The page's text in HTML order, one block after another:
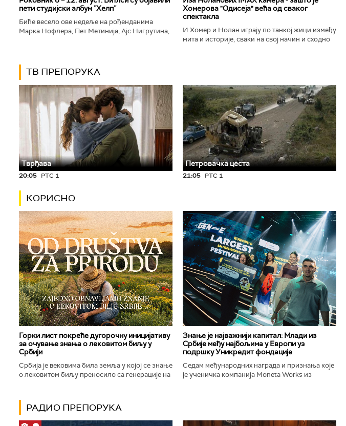
пети студијски албум ”Хелп”
Биће весело ове недеље на рођенданима
Марка Нофлера, Пет Метинија, Ајс Нигрутина,
Хомерова "Одисеја" већа од сваког
спектакла
И Хомер и Нолан играју по танкој жици између
мита и историје, сваки на свој начин и сходно
ТВ ПРЕПОРУКА
Тврђава
20:05 РТС 1
Петровачка цеста
21:05 РТС 1
КОРИСНО
Горки лист покреће дугорочну иницијативу
за очување знања о лековитом биљу у
Србији
Србија је вековима била земља у којој се знање
о лековитом биљу преносило са генерације на
Знање је најважнији капитал: Млади из
Србије међу најбољима у Европи уз
подршку Уникредит фондације
Седам међународних награда и признања које
је ученичка компанија Moneta Works из
РАДИО ПРЕПОРУКА